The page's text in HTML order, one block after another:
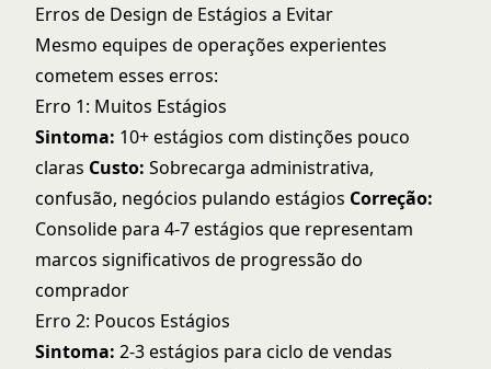
Erros de Design de Estágios a Evitar
Mesmo equipes de operações experientes
cometem esses erros:
Erro 1: Muitos Estágios
Sintoma: 10+ estágios com distinções pouco
claras Custo: Sobrecarga administrativa,
confusão, negócios pulando estágios Correção:
Consolide para 4-7 estágios que representam
marcos significativos de progressão do
comprador
Erro 2: Poucos Estágios
Sintoma: 2-3 estágios para ciclo de vendas